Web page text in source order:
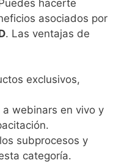
hacerte
asociados por
. Las ventajas de
exclusivos,
webinars en vivo y
subprocesos y
categoría.